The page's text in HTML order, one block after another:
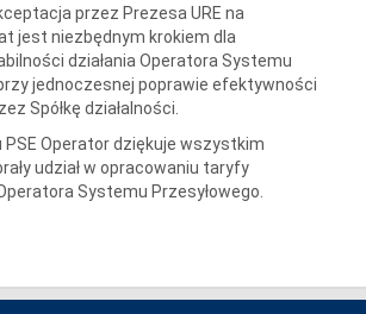
przez Prezesa URE na
jest niezbędnym krokiem dla
działania Operatora Systemu
jednoczesnej poprawie efektywności
Spółkę działalności.
PSE Operator dziękuje wszystkim
udział w opracowaniu taryfy
Systemu Przesyłowego.